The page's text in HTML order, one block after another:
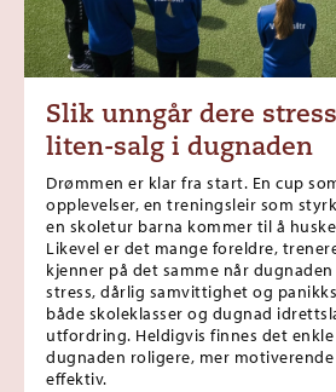
Slik unngår dere
liten-salg i dugnaden
Drømmen er klar fra start. En cup
opplevelser, en treningsleir som
en skoletur barna kommer til å
Likevel er det mange foreldre,
kjenner på det samme når
stress, dårlig samvittighet og
både skoleklasser og dugnad
utfordring. Heldigvis finnes det
dugnaden roligere, mer
effektiv.